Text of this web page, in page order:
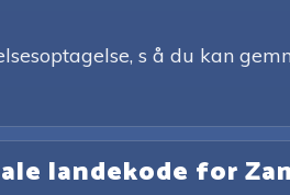
s å du kan
landekode for